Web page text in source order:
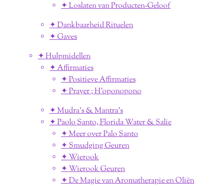
✦ Loslaten van Producten-Geloof
✦ Dankbaarheid Rituelen
✦ Gaves
✦ Hulpmidellen
✦ Affirmaties
✦ Positieve Affirmaties
✦ Prayer ; H'oponopono
✦ Mudra's & Mantra's
✦ Paolo Santo, Florida Water & Salie
✦ Meer over Palo Santo
✦ Smudging Geuren
✦ Wierook
✦ Wierook Geuren
✦ De Magie van Aromatherapie en Oliën